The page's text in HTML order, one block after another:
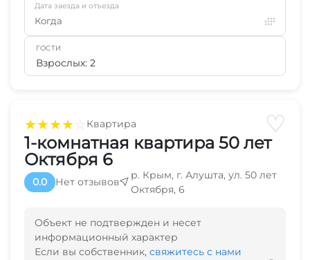
★★★★☆Квартира ♡
1-комнатная квартира 50 лет
Октября 6
0.0 Нет отзывов
р. Крым, г. Алушта, ул. 50 лет
Октября, 6
Объект не подтвержден и несет
информационный характер
Если вы собственник, свяжитесь с нами
Дата заезда и отъезда
Когда
ГОСТИ
Взрослых: 2